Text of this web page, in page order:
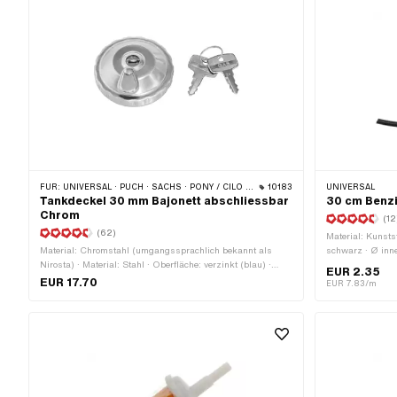
FÜR: UNIVERSAL · PUCH · SACHS · PONY / CILO (BETA 521 & 512) · TOMOS · ALPA CHOPPER / TURBO · HERCULES · KREIDLER · KTM 10183
Tankdeckel 30 mm Bajonett abschliessbar
Chrom
(62)
Material: Chromstahl (umgangssprachlich bekannt als
Nirosta) · Material: Stahl · Oberfläche: verzinkt (blau) ·
Tankdeckelverschluss: Bajonett 30 mm · Farbe: Chrom ·
EUR 17.70
UNIVERSAL
30 cm
Material:
schwarz · Ø
EUR 2.35
EUR 7.83/m